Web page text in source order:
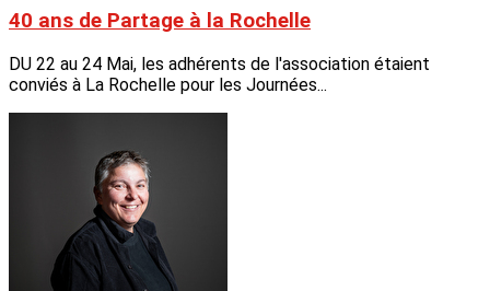
40 ans de Partage à la Rochelle
DU 22 au 24 Mai, les adhérents de l'association étaient
conviés à La Rochelle pour les Journées...